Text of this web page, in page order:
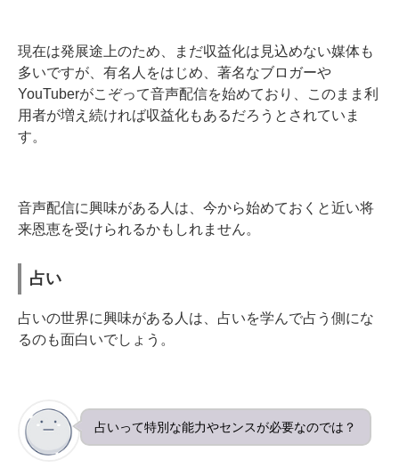
現在は発展途上のため、まだ収益化は見込めない媒体も
多いですが、有名人をはじめ、著名なブロガーや
YouTuberがこぞって音声配信を始めており、このまま利
用者が増え続ければ収益化もあるだろうとされていま
す。
音声配信に興味がある人は、今から始めておくと近い将
来恩恵を受けられるかもしれません。
占い
占いの世界に興味がある人は、占いを学んで占う側にな
るのも面白いでしょう。
占いって特別な能力やセンスが必要なのでは？